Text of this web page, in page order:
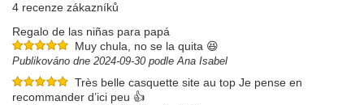
4 recenze zákazníků
Regalo de las niñas para papá
Muy chula, no se la quita 😆
Publikováno dne 2024-09-30 podle Ana Isabel
Très belle casquette site au top Je pense en
recommander d’ici peu 👍